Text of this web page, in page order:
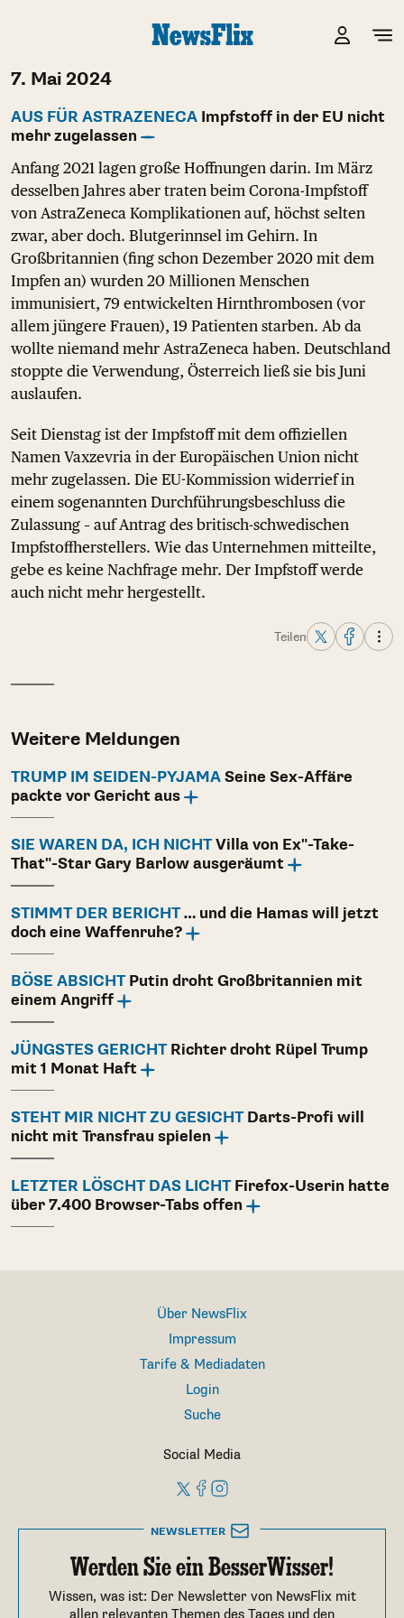
7. Mai 2024
AUS FÜR ASTRAZENECA Impfstoff in der EU nicht
mehr zugelassen
Anfang 2021 lagen große Hoffnungen darin. Im März
desselben Jahres aber traten beim Corona-Impfstoff
von AstraZeneca Komplikationen auf, höchst selten
zwar, aber doch. Blutgerinnsel im Gehirn. In
Großbritannien (fing schon Dezember 2020 mit dem
Impfen an) wurden 20 Millionen Menschen
immunisiert, 79 entwickelten Hirnthrombosen (vor
allem jüngere Frauen), 19 Patienten starben. Ab da
wollte niemand mehr AstraZeneca haben. Deutschland
stoppte die Verwendung, Österreich ließ sie bis Juni
auslaufen.
Seit Dienstag ist der Impfstoff mit dem offiziellen
Namen Vaxzevria in der Europäischen Union nicht
mehr zugelassen. Die EU-Kommission widerrief in
einem sogenannten Durchführungsbeschluss die
Zulassung – auf Antrag des britisch-schwedischen
Impfstoffherstellers. Wie das Unternehmen mitteilte,
gebe es keine Nachfrage mehr. Der Impfstoff werde
auch nicht mehr hergestellt.
Teilen
Weitere Meldungen
TRUMP IM SEIDEN-PYJAMA Seine Sex-Affäre
packte vor Gericht aus
SIE WAREN DA, ICH NICHTVilla von Ex"-Take-
That"-Star Gary Barlow ausgeräumt
STIMMT DER BERICHT… und die Hamas will jetzt
doch eine Waffenruhe?
BÖSE ABSICHTPutin droht Großbritannien mit
einem Angriff
JÜNGSTES GERICHTRichter droht Rüpel Trump
mit 1 Monat Haft
STEHT MIR NICHT ZU GESICHTDarts-Profi will
nicht mit Transfrau spielen
LETZTER LÖSCHT DAS LICHTFirefox-Userin hatte
über 7.400 Browser-Tabs offen
Über NewsFlix
Impressum
Tarife & Mediadaten
Login
Suche
Social Media
NEWSLETTER
Werden Sie ein BesserWisser!
Wissen, was ist: Der Newsletter von NewsFlix mit